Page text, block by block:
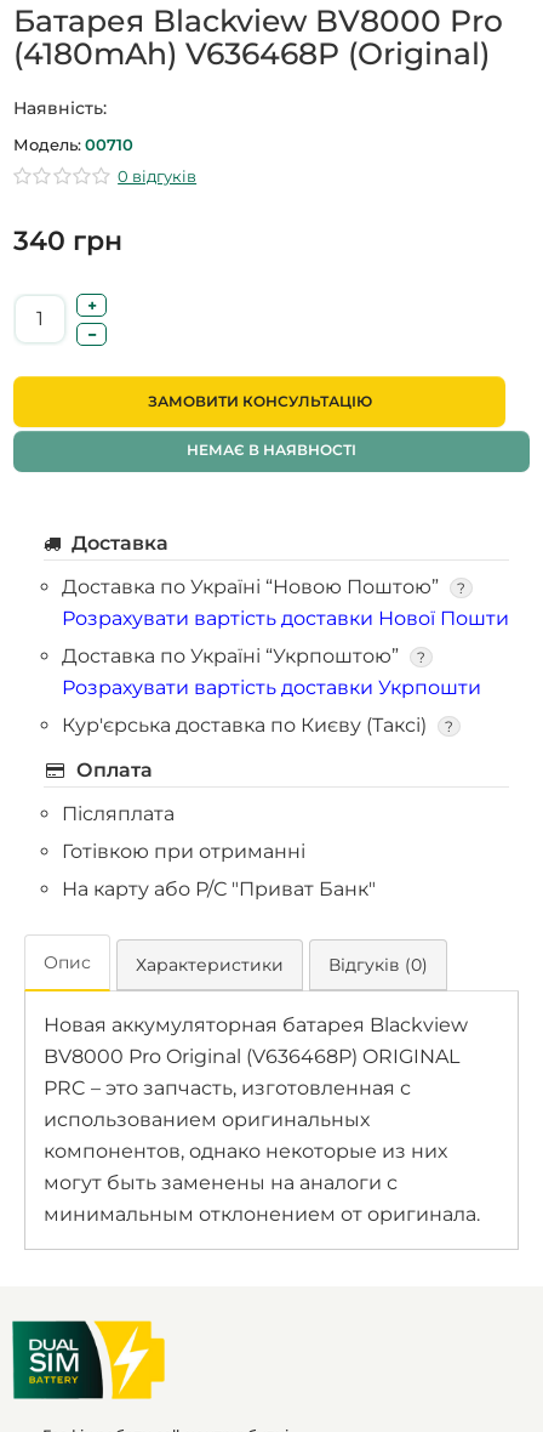
Батарея Blackview BV8000 Pro
(4180mAh) V636468P (Original)
Наявність:
Модель: 00710
0 відгуків
340 грн
ЗАМОВИТИ КОНСУЛЬТАЦІЮ
НЕМАЄ В НАЯВНОСТІ
Доставка
Доставка по Україні “Новою Поштою”
?
Розрахувати вартість доставки Нової Пошти
Доставка по Україні “Укрпоштою”
?
Розрахувати вартість доставки Укрпошти
Кур'єрська доставка по Києву (Таксі)
?
Оплата
Післяплата
Готівкою при отриманні
На карту або Р/С "Приват Банк"
Опис Характеристики Відгуків (0)
Новая аккумуляторная батарея Blackview
BV8000 Pro Original (V636468P) ORIGINAL
PRC – это запчасть, изготовленная с
использованием оригинальных
компонентов, однако некоторые из них
могут быть заменены на аналоги с
минимальным отклонением от оригинала.